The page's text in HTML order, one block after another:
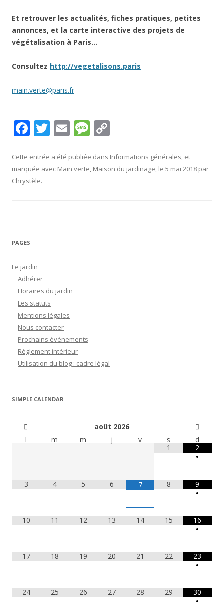
Et retrouver les actualités, fiches pratiques, petites
annonces, et la carte interactive des projets de
végétalisation à Paris…
Consultez http://vegetalisons.paris
main.verte@paris.fr
F
e
b
T
itt
er
E
ai
l
M
ss
a
p
y
Cette entrée a été publiée dans Informations générales, et
marquée avec Main verte, Maison du jardinage, le 5 mai 2018 par
Chrystèle.
PAGES
Le jardin
Adhérer
Horaires du jardin
Les statuts
Mentions légales
Nous contacter
Prochains évènements
Règlement intérieur
Utilisation du blog : cadre légal
SIMPLE CALENDAR
août 2026
l
m m j v s
d
1
2
•
3 4 5 6 7 8
9
•
10 11 12 13 14 15
16
•
17 18 19 20 21 22
23
•
24 25 26 27 28 29
30
•